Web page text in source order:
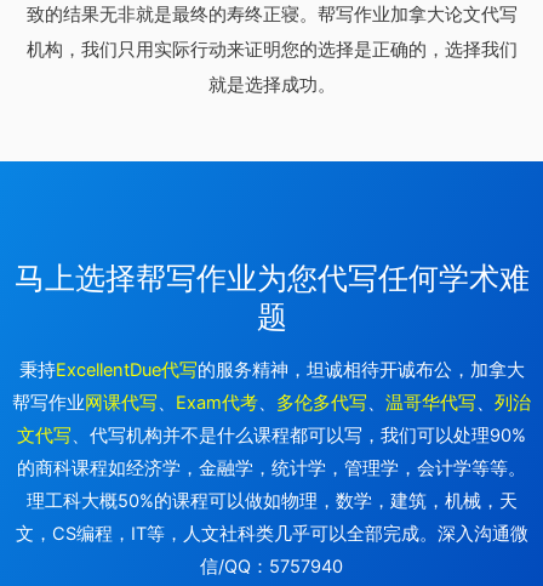
致的结果无非就是最终的寿终正寝。帮写作业加拿大论文代写
机构，我们只用实际行动来证明您的选择是正确的，选择我们
就是选择成功。
马上选择帮写作业为您代写任何学术难
题
秉持ExcellentDue代写的服务精神，坦诚相待开诚布公，加拿大
帮写作业网课代写、 Exam代考、 多伦多代写、 温哥华代写、 列治
文代写、代写机构并不是什么课程都可以写，我们可以处理90%
的商科课程如经济学，金融学，统计学，管理学，会计学等等。
理工科大概50%的课程可以做如物理，数学，建筑，机械，天
文，CS编程，IT等，人文社科类几乎可以全部完成。深入沟通微
信/QQ：5757940